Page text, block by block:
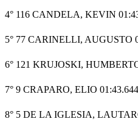
4° 116 CANDELA, KEVIN
5° 77 CARINELLI, AUGUSTO
6° 121 KRUJOSKI,
7° 9 CRAPARO, ELIO
8° 5 DE LA IGLESIA,